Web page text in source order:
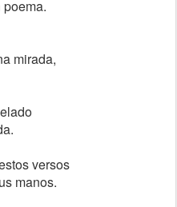
mirada,
versos
manos.